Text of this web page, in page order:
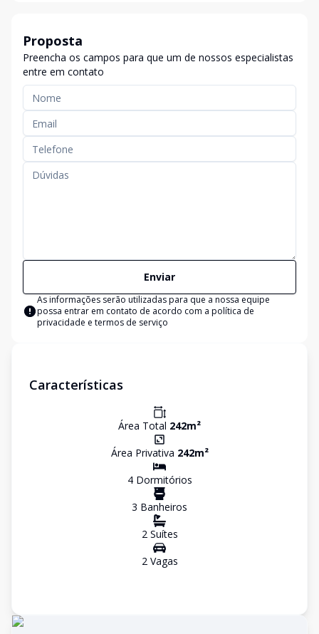
Proposta
Preencha os campos para que um de nossos especialistas
entre em contato
Enviar
As informações serão utilizadas para que a nossa equipe
possa entrar em contato de acordo com a política de
privacidade e termos de serviço
Características
Área Total 242m²
Área Privativa 242m²
4Dormitórios
3 Banheiros
2Suítes
2Vagas